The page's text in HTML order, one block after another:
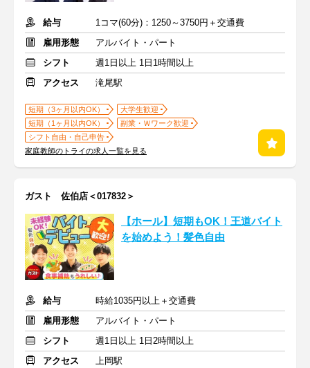
給与
1コマ(60分)：1250～3750円＋交通費
雇用形態
アルバイト・パート
シフト
週1日以上 1日1時間以上
アクセス
滝尾駅
短期（3ヶ月以内OK）
大学生歓迎
短期（1ヶ月以内OK）
副業・Ｗワーク歓迎
シフト自由・自己申告
家庭教師のトライの求人一覧を見る
ガスト 佐伯店＜017832＞
【ホール】短期もOK！王道バイト
を始めよう！髪色自由
給与
時給1035円以上＋交通費
雇用形態
アルバイト・パート
シフト
週1日以上 1日2時間以上
アクセス
上岡駅